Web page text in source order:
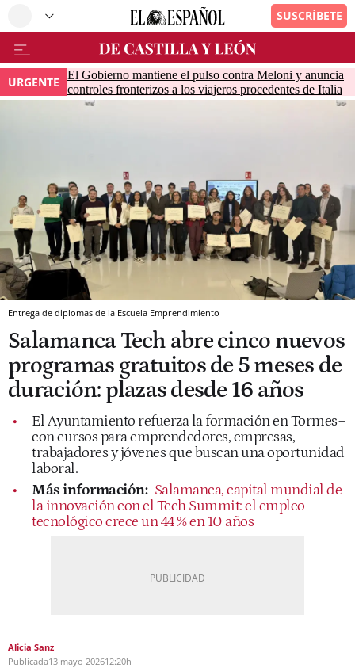
URGENTE
El Gobierno mantiene el pulso contra Meloni y anuncia
controles fronterizos a los viajeros procedentes de Italia
Entrega de diplomas de la Escuela Emprendimiento
Salamanca Tech abre cinco nuevos
programas gratuitos de 5 meses de
duración: plazas desde 16 años
El Ayuntamiento refuerza la formación en Tormes+
con cursos para emprendedores, empresas,
trabajadores y jóvenes que buscan una oportunidad
laboral.
Más información: Salamanca, capital mundial de
la innovación con el Tech Summit: el empleo
tecnológico crece un 44 % en 10 años
Alicia Sanz
Publicada13 mayo 202612:20h